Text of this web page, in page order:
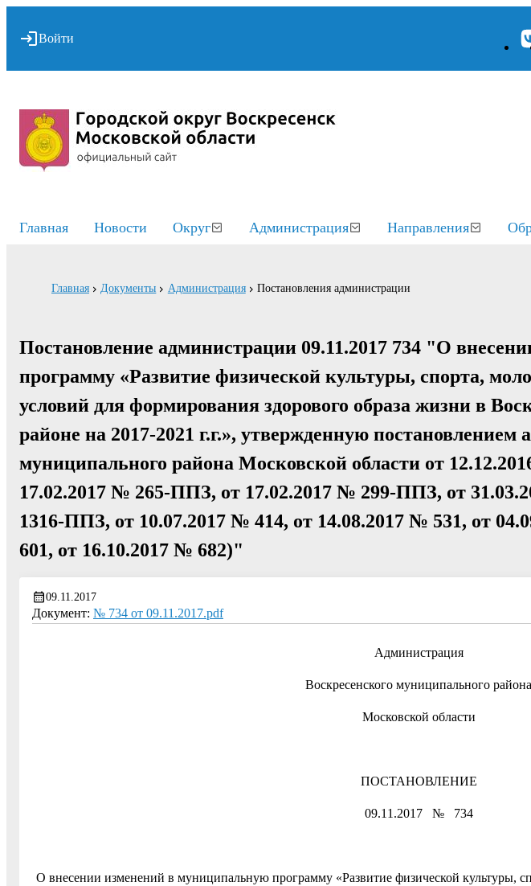
Войти
Главная Новости Округ Администрация Направления
Главная Документы Администрация Постановления администрации
Постановление администрации 09.11.2017 734 "О
программу «Развитие физической культуры, спорта,
условий для формирования здорового образа жизни в
районе на 2017-2021 г.г.», утвержденную постановлением
муниципального района Московской области от
17.02.2017 № 265-ППЗ, от 17.02.2017 № 299-ППЗ, от
1316-ППЗ, от 10.07.2017 № 414, от 14.08.2017 № 531, от
601, от 16.10.2017 № 682)"
09.11.2017
Документ: № 734 от 09.11.2017.pdf
Администрация
Воскресенского муниципального района
Московской области
ПОСТАНОВЛЕНИЕ
09.11.2017 № 734
О внесении изменений в муниципальную программу «Развитие физической культуры,